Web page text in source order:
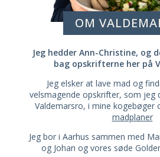
OM
Jeg hedder Ann-Christine, og
bag opskrifterne her på
Jeg elsker at lave mad og
velsmagende opskrifter, som jeg
Valdemarsro, i mine kogebøger
madplaner
Jeg bor i Aarhus sammen med
og Johan og vores søde